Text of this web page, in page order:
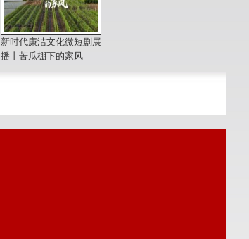
新时代廉洁文化微短剧展
播丨苦瓜棚下的家风